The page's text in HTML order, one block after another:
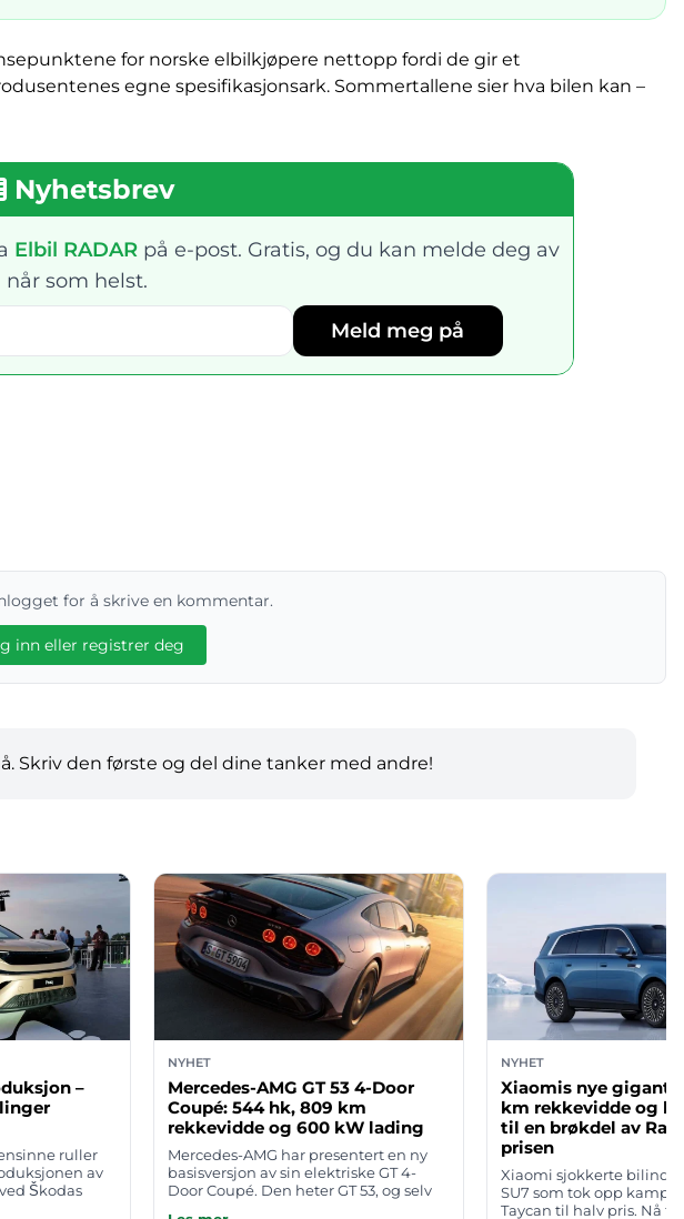
for norske elbilkjøpere nettopp fordi de gir et
egne spesifikasjonsark. Sommertallene sier hva bilen kan –
Nyhetsbrev
Elbil RADARpå e-post. Gratis, og du kan melde deg av
når som helst.
Meld meg på
for å skrive en kommentar.
inn eller registrer deg
Skriv den første og del dine tanker med andre!
–
ruller
av
Škodas
NYHET
Mercedes-AMG GT 53 4-Door
Coupé: 544 hk, 809 km
rekkevidde og 600 kW lading
Mercedes-AMG har presentert en ny
basisversjon av sin elektriske GT 4-
Door Coupé. Den heter GT 53, og selv
NYHET
Xiaomis nye gigant-
km rekkevidde og
til en brøkdel av
prisen
Xiaomi sjokkerte
SU7 som tok opp
Taycan til halv pris. Nå